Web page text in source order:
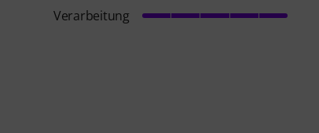
Verarbeitung